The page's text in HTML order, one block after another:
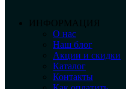
ИНФОРМАЦИЯ
О нас
Наш блог
Акции и скидки
Каталог
Контакты